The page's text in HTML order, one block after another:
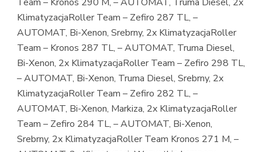
KlimatyzacjaRoller Team – Zefiro 287 TL, –
AUTOMAT, Bi-Xenon, Srebrny, 2x KlimatyzacjaRoller
Team – Kronos 287 TL, – AUTOMAT, Truma Diesel,
Bi-Xenon, 2x KlimatyzacjaRoller Team – Zefiro 298 TL,
– AUTOMAT, Bi-Xenon, Truma Diesel, Srebrny, 2x
KlimatyzacjaRoller Team – Zefiro 282 TL, –
AUTOMAT, Bi-Xenon, Markiza, 2x KlimatyzacjaRoller
Team – Zefiro 284 TL, – AUTOMAT, Bi-Xenon,
Srebrny, 2x KlimatyzacjaRoller Team Kronos 271 M, –